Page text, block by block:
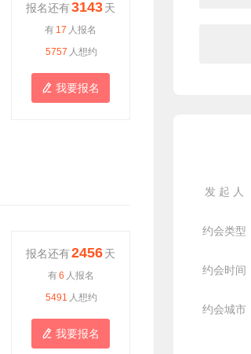
报名还有3143天
有 17 人报名
5757 人想约
 我要报名
报名还有2456天
有6 人报名
5491 人想约
 我要报名
发 起 人
约会类型
约会时间
约会城市